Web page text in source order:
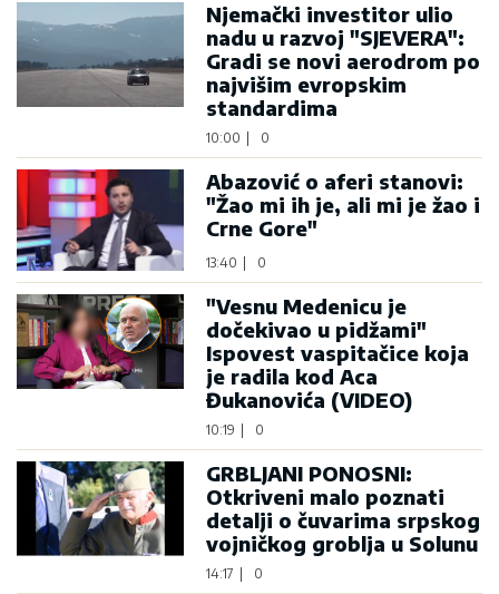
Njemački investitor ulio
nadu u razvoj "SJEVERA":
Gradi se novi aerodrom po
najvišim evropskim
standardima
10:00 0
Abazović o aferi stanovi:
"Žao mi ih je, ali mi je žao i
Crne Gore"
13:40 0
"Vesnu Medenicu je
dočekivao u pidžami"
Ispovest vaspitačice koja
je radila kod Aca
Đukanovića (VIDEO)
10:19 0
GRBLJANI PONOSNI:
Otkriveni malo poznati
detalji o čuvarima srpskog
vojničkog groblja u Solunu
14:17 0